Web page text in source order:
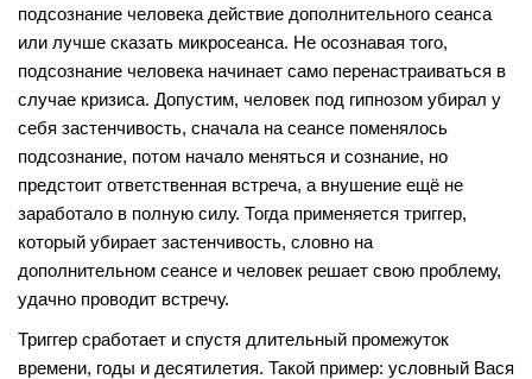
подсознание человека действие дополнительного сеанса
или лучше сказать микросеанса. Не осознавая того,
подсознание человека начинает само перенастраиваться в
случае кризиса. Допустим, человек под гипнозом убирал у
себя застенчивость, сначала на сеансе поменялось
подсознание, потом начало меняться и сознание, но
предстоит ответственная встреча, а внушение ещё не
заработало в полную силу. Тогда применяется триггер,
который убирает застенчивость, словно на
дополнительном сеансе и человек решает свою проблему,
удачно проводит встречу.
Триггер сработает и спустя длительный промежуток
времени, годы и десятилетия. Такой пример: условный Вася